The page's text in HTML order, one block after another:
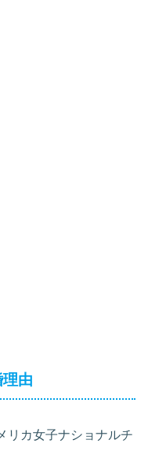
由
リカ女子ナショナルチ